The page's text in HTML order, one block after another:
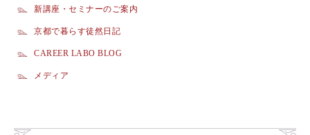
新講座・セミナーのご案内
京都で暮らす徒然日記
CAREER LABO BLOG
メディア